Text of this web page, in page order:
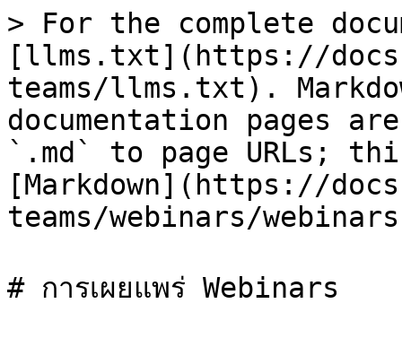
> For the complete
[llms.txt](https://
teams/llms.txt).
documentation pages
`.md` to page URLs;
[Markdown](https://
teams/webinars/
# การเผยแพร่ Webinars